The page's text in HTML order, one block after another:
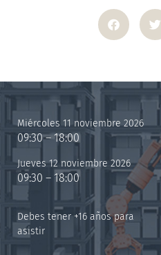
Miércoles 11 noviembre 2026
09:30 – 18:00
Jueves 12 noviembre 2026
09:30 – 18:00
Debes tener +16 años para
asistir